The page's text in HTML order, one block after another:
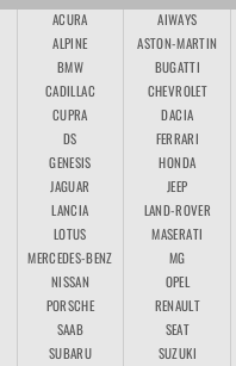
ACURA AIWAYS
ALPINE ASTON-MARTIN
BMW BUGATTI
CADILLAC CHEVROLET
CUPRA DACIA
DS FERRARI
GENESIS HONDA
JAGUAR JEEP
LANCIA LAND-ROVER
LOTUS MASERATI
MERCEDES-BENZ MG
NISSAN OPEL
PORSCHE RENAULT
SAAB SEAT
SUBARU SUZUKI